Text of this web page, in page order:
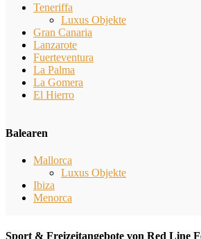
Teneriffa
Luxus Objekte
Gran Canaria
Lanzarote
Fuerteventura
La Palma
La Gomera
El Hierro
Balearen
Mallorca
Luxus Objekte
Ibiza
Menorca
Sport & Freizeitangebote von Red Line